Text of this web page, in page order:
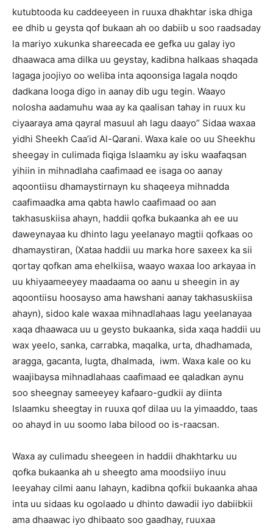
kutubtooda ku caddeeyeen in ruuxa dhakhtar iska dhiga
ee dhib u geysta qof bukaan ah oo dabiib u soo raadsaday
la mariyo xukunka shareecada ee gefka uu galay iyo
dhaawaca ama dilka uu geystay, kadibna halkaas shaqada
lagaga joojiyo oo weliba inta aqoonsiga lagala noqdo
dadkana looga digo in aanay dib ugu tegin. Waayo
nolosha aadamuhu waa ay ka qaalisan tahay in ruux ku
ciyaaraya ama qayral masuul ah lagu daayo” Sidaa waxaa
yidhi Sheekh Caa’id Al-Qarani. Waxa kale oo uu Sheekhu
sheegay in culimada fiqiga Islaamku ay isku waafaqsan
yihiin in mihnadlaha caafimaad ee isaga oo aanay
aqoontiisu dhamaystirnayn ku shaqeeya mihnadda
caafimaadka ama qabta hawlo caafimaad oo aan
takhasuskiisa ahayn, haddii qofka bukaanka ah ee uu
daweynayaa ku dhinto lagu yeelanayo magtii qofkaas oo
dhamaystiran, (Xataa haddii uu marka hore saxeex ka sii
qortay qofkan ama ehelkiisa, waayo waxaa loo arkayaa in
uu khiyaameeyey maadaama oo aanu u sheegin in ay
aqoontiisu hoosayso ama hawshani aanay takhasuskiisa
ahayn), sidoo kale waxaa mihnadlahaas lagu yeelanayaa
xaqa dhaawaca uu u geysto bukaanka, sida xaqa haddii uu
wax yeelo, sanka, carrabka, maqalka, urta, dhadhamada,
aragga, gacanta, lugta, dhalmada, iwm. Waxa kale oo ku
waajibaysa mihnadlahaas caafimaad ee qaladkan aynu
soo sheegnay sameeyey kafaaro-gudkii ay diinta
Islaamku sheegtay in ruuxa qof dilaa uu la yimaaddo, taas
oo ahayd in uu soomo laba bilood oo is-raacsan.
Waxa ay culimadu sheegeen in haddii dhakhtarku uu
qofka bukaanka ah u sheegto ama moodsiiyo inuu
leeyahay cilmi aanu lahayn, kadibna qofkii bukaanka ahaa
inta uu sidaas ku ogolaado u dhinto dawadii iyo dabiibkii
ama dhaawac iyo dhibaato soo gaadhay, ruuxaa